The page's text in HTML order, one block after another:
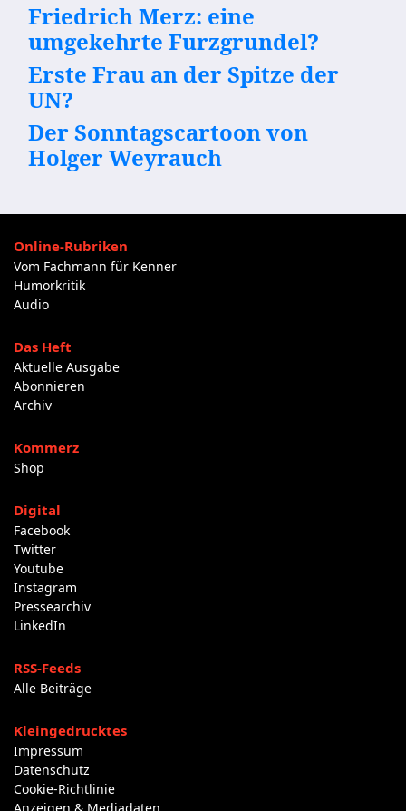
Friedrich Merz: eine
umgekehrte Furzgrundel?
Erste Frau an der Spitze der
UN?
Der Sonntagscartoon von
Holger Weyrauch
Online-Rubriken
Vom Fachmann für Kenner
Humorkritik
Audio
Das Heft
Aktuelle Ausgabe
Abonnieren
Archiv
Kommerz
Shop
Digital
Facebook
Twitter
Youtube
Instagram
Pressearchiv
LinkedIn
RSS-Feeds
Alle Beiträge
Kleingedrucktes
Impressum
Datenschutz
Cookie-Richtlinie